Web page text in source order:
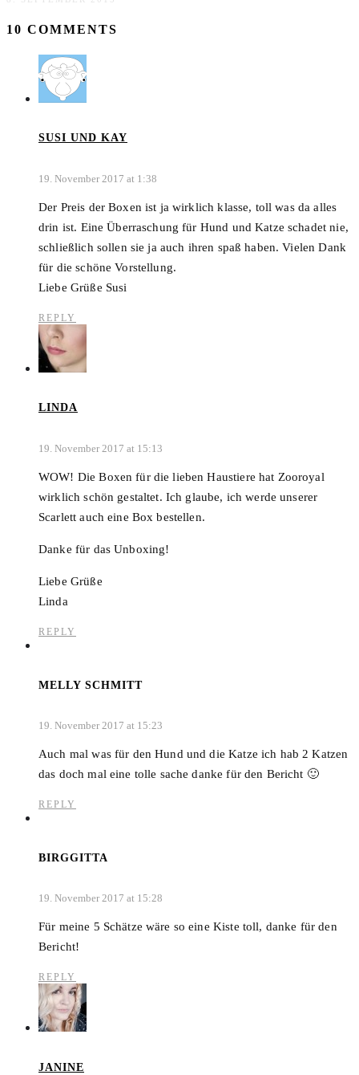
10 COMMENTS
SUSI UND KAY
19. November 2017 at 1:38
Der Preis der Boxen ist ja wirklich klasse, toll was da alles
drin ist. Eine Überraschung für Hund und Katze schadet nie,
schließlich sollen sie ja auch ihren spaß haben. Vielen Dank
für die schöne Vorstellung.
Liebe Grüße Susi
REPLY
LINDA
19. November 2017 at 15:13
WOW! Die Boxen für die lieben Haustiere hat Zooroyal
wirklich schön gestaltet. Ich glaube, ich werde unserer
Scarlett auch eine Box bestellen.
Danke für das Unboxing!
Liebe Grüße
Linda
REPLY
MELLY SCHMITT
19. November 2017 at 15:23
Auch mal was für den Hund und die Katze ich hab 2 Katzen
das doch mal eine tolle sache danke für den Bericht 🙂
REPLY
BIRGGITTA
19. November 2017 at 15:28
Für meine 5 Schätze wäre so eine Kiste toll, danke für den
Bericht!
REPLY
JANINE